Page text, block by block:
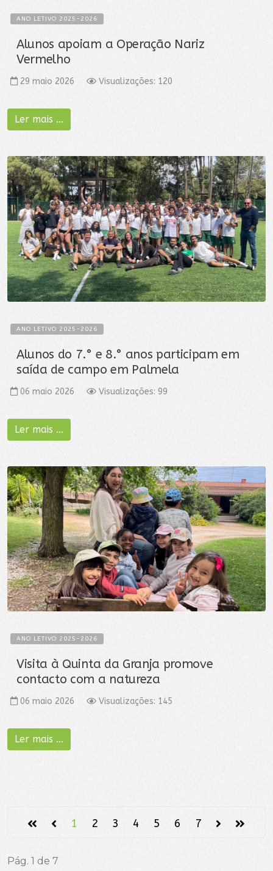
ANO LETIVO 2025-2026
Alunos apoiam a Operação Nariz
Vermelho
29 maio 2026 Visualizações: 120
Ler mais …
ANO LETIVO 2025-2026
Alunos do 7.° e 8.° anos participam em
saída de campo em Palmela
06 maio 2026 Visualizações: 99
Ler mais …
ANO LETIVO 2025-2026
Visita à Quinta da Granja promove
contacto com a natureza
06 maio 2026 Visualizações: 145
Ler mais …
1 2 3 4 5 6 7
Pág. 1 de 7